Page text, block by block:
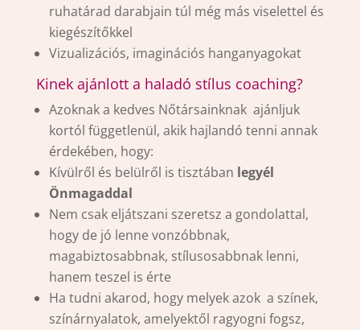
ruhatárad darabjain túl még más viselettel és
kiegészítőkkel
Vizualizációs, imaginációs hanganyagokat
Kinek ajánlott a haladó stílus coaching?
Azoknak a kedves Nőtársainknak ajánljuk
kortól függetlenül, akik hajlandó tenni annak
érdekében, hogy:
Kívülről és belülről is tisztában legyél
Önmagaddal
Nem csak eljátszani szeretsz a gondolattal,
hogy de jó lenne vonzóbbnak,
magabiztosabbnak, stílusosabbnak lenni,
hanem teszel is érte
Ha tudni akarod, hogy melyek azok a színek,
színárnyalatok, amelyektől ragyogni fogsz,